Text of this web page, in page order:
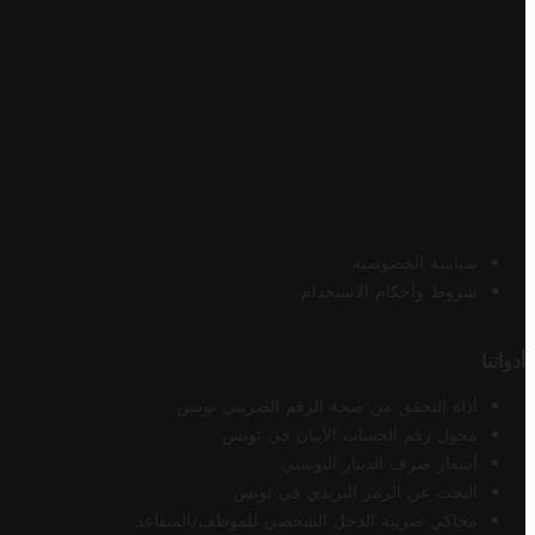
سياسة الخصوصية
شروط وأحكام الاستخدام
أدواتنا
أداة التحقق من صحة الرقم الضريبي تونس
محول رقم الحساب الآيبان في تونس
أسعار صرف الدينار التونسي
البحث عن الرمز البريدي في تونس
محاكي ضريبة الدخل الشخصي للموظف/المتقاعد